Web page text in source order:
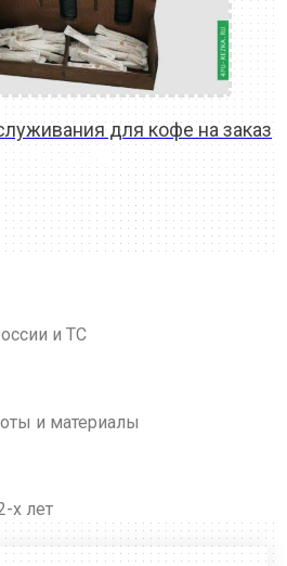
для кофе на заказ
READ MORE
и ТС
и материалы
х лет